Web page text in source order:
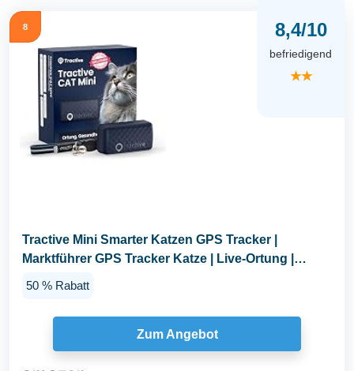
8 8,4/10
befriedigend
★★
Tractive Mini Smarter Katzen GPS Tracker |
Marktführer GPS Tracker Katze | Live-Ortung |
50 % Rabatt
Zum Angebot